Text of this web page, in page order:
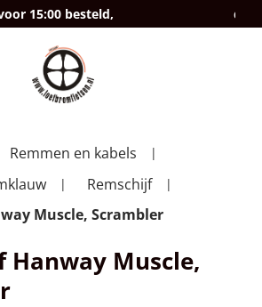
15:00 besteld,
Remmen en kabels
Remschijf
Muscle, Scrambler
Hanway Muscle,